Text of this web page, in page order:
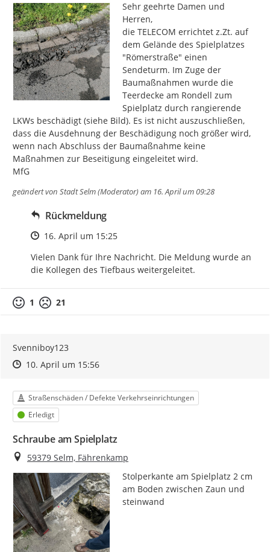
Sehr geehrte Damen und
Herren,
die TELECOM errichtet z.Zt. auf
dem Gelände des Spielplatzes
"Römerstraße" einen
Sendeturm. Im Zuge der
Baumaßnahmen wurde die
Teerdecke am Rondell zum
Spielplatz durch rangierende
LKWs beschädigt (siehe Bild). Es ist nicht auszuschließen,
dass die Ausdehnung der Beschädigung noch größer wird,
wenn nach Abschluss der Baumaßnahme keine
Maßnahmen zur Beseitigung eingeleitet wird.
MfG
geändert von Stadt Selm (Moderator)am 16. April um 09:28
Rückmeldung
Zeitpunkt des Erstellens
16. April um 15:25
Vielen Dank für Ihre Nachricht. Die Meldung wurde an
die Kollegen des Tiefbaus weitergeleitet.
1 21
Svenniboy123
Zeitpunkt des Erstellens
Zeitpunkt des Erstellens
10. April um 15:56Zur Äußerung
Kategorie
Straßenschäden / Defekte Verkehrseinrichtungen
Status
Erledigt
Schraube am Spielplatz
Ort
59379 Selm, Fährenkamp
Stolperkante am Spielplatz 2 cm
am Boden zwischen Zaun und
steinwand